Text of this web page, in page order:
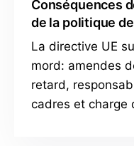
Conséquences
de la politique
La directive UE
mord: amendes
retard,
cadres et charge